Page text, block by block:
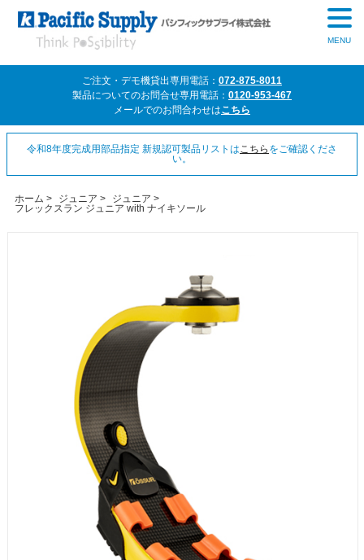
MENU
ご注文・デモ機貸出専用電話： 072-875-8011
製品についてのお問合せ専用電話： 0120-953-467
メールでのお問合わせはこちら
令和8年度完成用部品指定 新規認可製品リストはこちら をご確認くださ
い。
ホーム > ジュニア > ジュニア >
フレックスラン ジュニア with ナイキソール